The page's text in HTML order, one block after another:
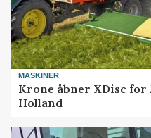
MASKINER
Krone åbner XDisc for
Holland